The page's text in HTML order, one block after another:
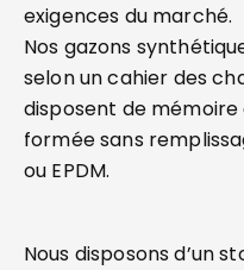
exigences du marché.
Nos gazons
selon un cahier des
disposent de
formée sans
ou EPDM.
Nous disposons d’un